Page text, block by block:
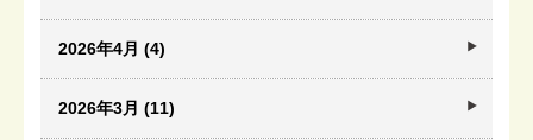
2026年4月 (4)
2026年3月 (11)